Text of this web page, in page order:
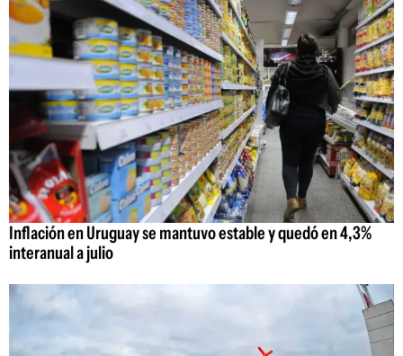
Inflación en Uruguay se mantuvo estable y quedó en 4,3%
interanual a julio